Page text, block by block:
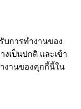
บการทำงานของ
งเป็นปกติ และเข้า
งานของคุกกี้นี้ใน